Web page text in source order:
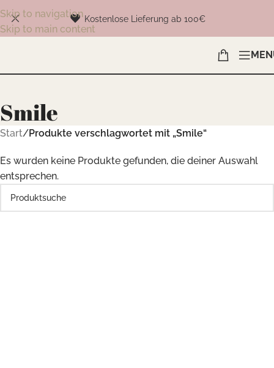
Skip to navigation
Skip to main content
Kostenlose Lieferung ab 100€
Smile
Start/Produkte verschlagwortet mit „Smile“
Es wurden keine Produkte gefunden, die deiner Auswahl
entsprechen.